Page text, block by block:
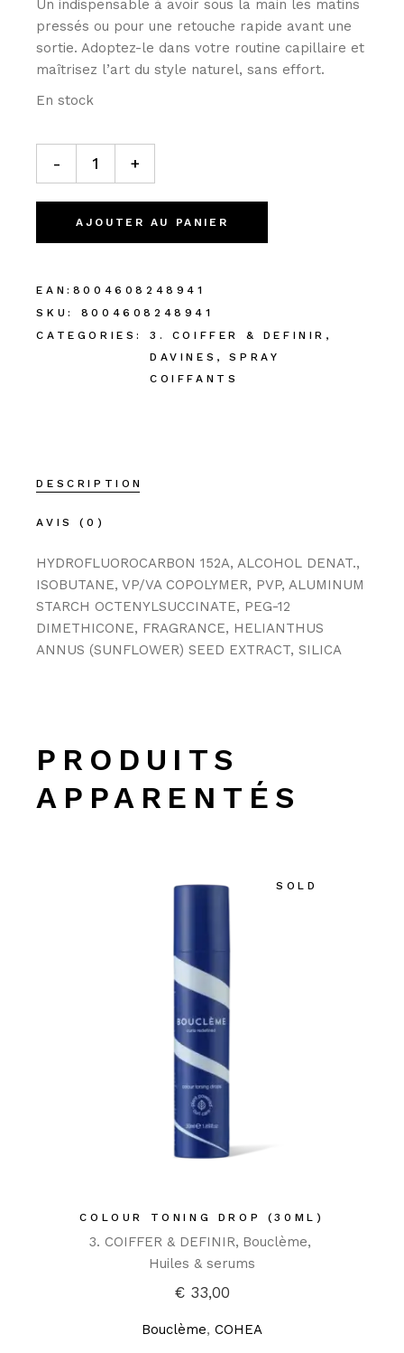
Un indispensable à avoir sous la main les matins
pressés ou pour une retouche rapide avant une
sortie. Adoptez-le dans votre routine capillaire et
maîtrisez l’art du style naturel, sans effort.
En stock
- +
AJOUTER AU PANIER
EAN: 8004608248941
SKU:
8004608248941
CATEGORIES:
3. COIFFER & DEFINIR ,
DAVINES ,SPRAY
COIFFANTS
DESCRIPTION
AVIS (0)
HYDROFLUOROCARBON 152A, ALCOHOL DENAT.,
ISOBUTANE, VP/VA COPOLYMER, PVP, ALUMINUM
STARCH OCTENYLSUCCINATE, PEG-12
DIMETHICONE, FRAGRANCE, HELIANTHUS
ANNUS (SUNFLOWER) SEED EXTRACT, SILICA
PRODUITS
APPARENTÉS
SOLD
COLOUR TONING DROP (30ML)
3. COIFFER & DEFINIR Bouclème
Huiles & serums
€33,00
Bouclème, COHEA